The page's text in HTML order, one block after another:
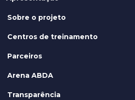
Sobre o projeto
Centros de treinamento
Parceiros
Arena ABDA
Transparência